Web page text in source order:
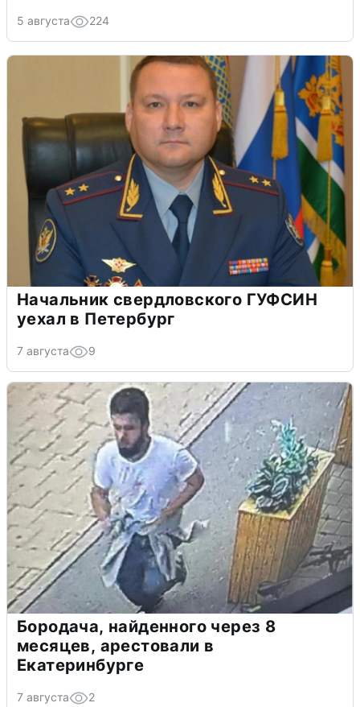
5 августа 224
Начальник свердловского ГУФСИН
уехал в Петербург
7 августа 9
Бородача, найденного через 8
месяцев, арестовали в
Екатеринбурге
7 августа 2